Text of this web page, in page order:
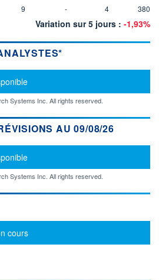
9 - 4 380
Variation sur 5 jours : -1,93%
Systems Inc. All rights reserved.
AU 09/08/26
Systems Inc. All rights reserved.
cours